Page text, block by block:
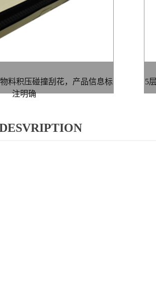
料积压碰撞刮花，产品信息标
注明确
5